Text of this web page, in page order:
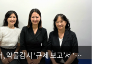
셀타스퀘어, 약물감시 ‘규제 보고’서 ‘데이터 의사결정’으로 "PVX 전환 요구 커진다"